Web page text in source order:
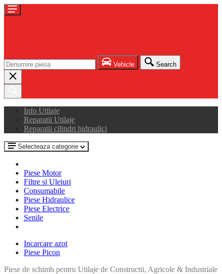
Vehicle Search
Info Utilaje
Reparatii Utilaje
Reparatii cilindri hidraulici
Selecteaza categorie
Piese Motor
Filtre si Uleiuri
Consumabile
Piese Hidraulice
Piese Electrice
Senile
Incarcare azot
Piese Picon
Piese de schimb pentru Utilaje de Constructii, Agricole & Industriale